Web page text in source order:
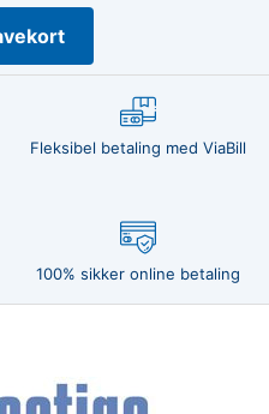
Fleksibel betaling med ViaBill
100% sikker online betaling